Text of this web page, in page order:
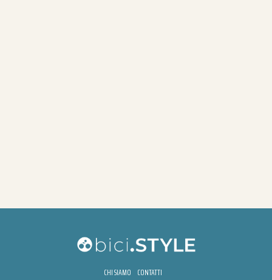
CHI SIAMO CONTATTI